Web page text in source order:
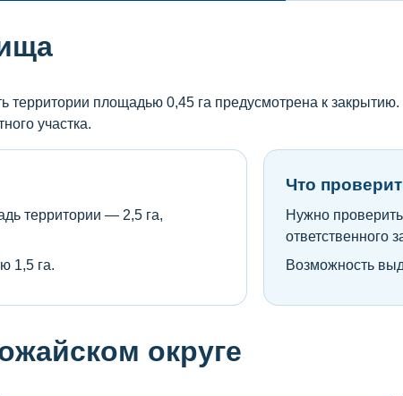
территории площадью 0,45 га предусмотрена к закрытию.
участка.
территории — 2,5 га,
1,5 га.
Что
Нужно
ответственного
Возможность
округе